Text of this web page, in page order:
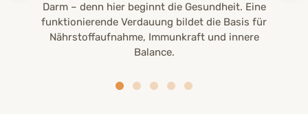
Darm – denn hier beginnt die Gesundheit. Eine
funktionierende Verdauung bildet die Basis für
Nährstoffaufnahme, Immunkraft und innere
Balance.